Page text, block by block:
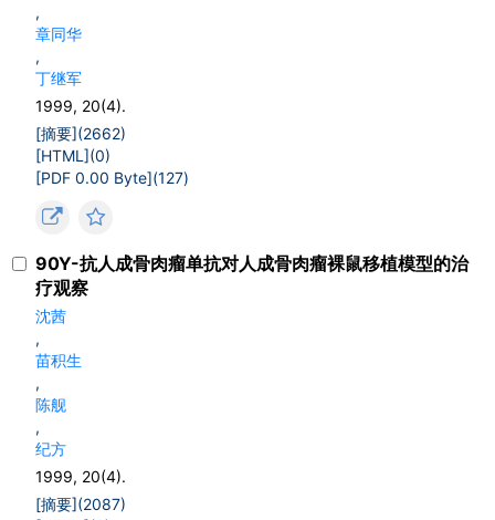
,
章同华
,
丁继军
1999, 20(4).
[摘要](2662)
[HTML](0)
[PDF 0.00 Byte](127)
90Y-抗人成骨肉瘤单抗对人成骨肉瘤裸鼠移植模型的治
疗观察
沈茜
,
苗积生
,
陈舰
,
纪方
1999, 20(4).
[摘要](2087)